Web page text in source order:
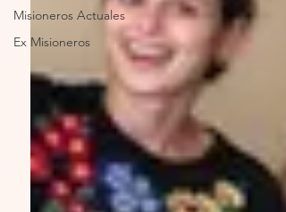
Misioneros Actuales
Ex Misioneros